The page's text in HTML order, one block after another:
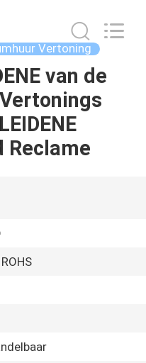
Vertoning
van de
Reclame